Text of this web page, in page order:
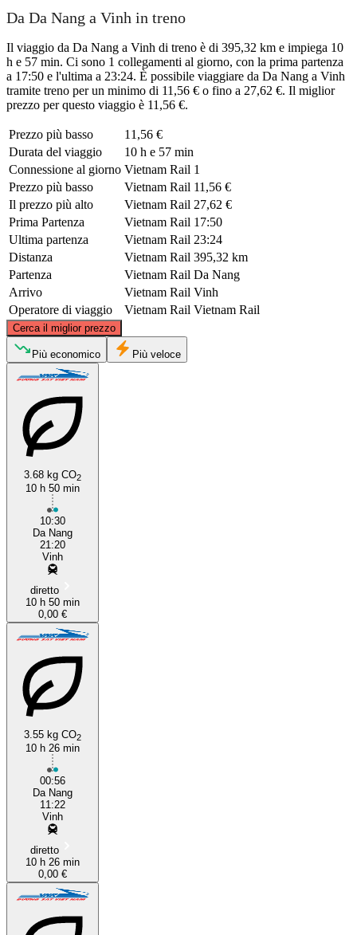
Da Da Nang a Vinh in treno
Il viaggio da Da Nang a Vinh di treno è di 395,32 km e impiega 10
h e 57 min. Ci sono 1 collegamenti al giorno, con la prima partenza
a 17:50 e l'ultima a 23:24. È possibile viaggiare da Da Nang a Vinh
tramite treno per un minimo di 11,56 € o fino a 27,62 €. Il miglior
prezzo per questo viaggio è 11,56 €.
Prezzo più basso
11,56 €
Durata del viaggio
10 h e 57 min
Connessione al giorno Vietnam Rail 1
Prezzo più basso
Vietnam Rail 11,56 €
Il prezzo più alto
Vietnam Rail 27,62 €
Prima Partenza
Vietnam Rail 17:50
Ultima partenza
Vietnam Rail 23:24
Distanza
Vietnam Rail 395,32 km
Partenza
Vietnam Rail Da Nang
Arrivo
Vietnam Rail Vinh
Operatore di viaggio
Vietnam Rail Vietnam Rail
Cerca il miglior prezzo
© CARTO, ©OpenStreetMap
Più economico Più veloce
3.68 kg CO2
10 h 50 min
10:30
Da Nang
21:20
Vinh
diretto
10 h 50 min
0,00 €
3.55 kg CO2
10 h 26 min
00:56
Da Nang
11:22
Vinh
diretto
10 h 26 min
0,00 €